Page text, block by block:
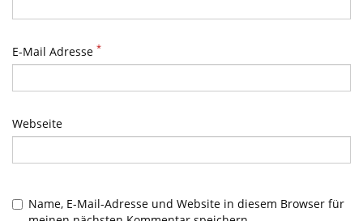
E-Mail Adresse *
Webseite
Name, E-Mail-Adresse und Website in diesem Browser für